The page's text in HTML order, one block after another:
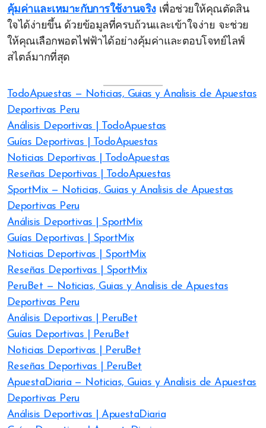
คุ้มค่าและเหมาะกับการใช้งานจริงเพื่อช่วยให้คุณตัดสิน
ใจได้ง่ายขึ้น ด้วยข้อมูลที่ครบถ้วนและเข้าใจง่าย จะช่วย
ให้คุณเลือกพอตไฟฟ้าได้อย่างคุ้มค่าและตอบโจทย์ไลฟ์
สไตล์มากที่สุด
TodoApuestas — Noticias, Guias y Analisis de Apuestas
Deportivas Peru
Análisis Deportivas | TodoApuestas
Guías Deportivas | TodoApuestas
Noticias Deportivas | TodoApuestas
Reseñas Deportivas | TodoApuestas
SportMix — Noticias, Guias y Analisis de Apuestas
Deportivas Peru
Análisis Deportivas | SportMix
Guías Deportivas | SportMix
Noticias Deportivas | SportMix
Reseñas Deportivas | SportMix
PeruBet — Noticias, Guias y Analisis de Apuestas
Deportivas Peru
Análisis Deportivas | PeruBet
Guías Deportivas | PeruBet
Noticias Deportivas | PeruBet
Reseñas Deportivas | PeruBet
ApuestaDiaria — Noticias, Guias y Analisis de Apuestas
Deportivas Peru
Análisis Deportivas | ApuestaDiaria